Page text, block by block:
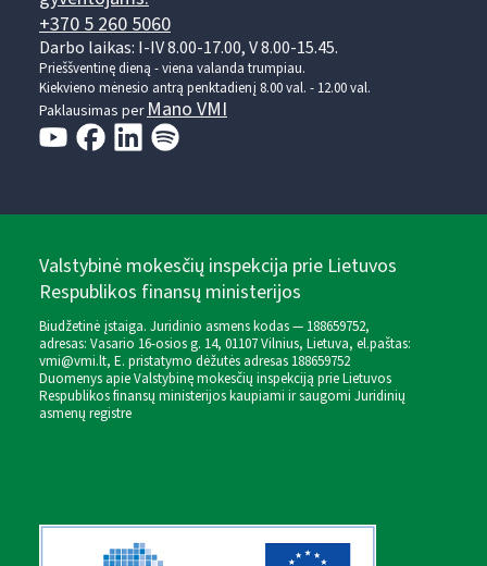
+370 5 260 5060
Darbo laikas: I-IV 8.00-17.00, V 8.00-15.45.
Prieššventinę dieną - viena valanda trumpiau.
Kiekvieno mėnesio antrą penktadienį 8.00 val. - 12.00 val.
Paklausimas perMano VMI
Valstybinė mokesčių inspekcija prie Lietuvos
Respublikos finansų ministerijos
Biudžetinė įstaiga. Juridinio asmens kodas — 188659752,
adresas: Vasario 16-osios g. 14, 01107 Vilnius, Lietuva, el.paštas:
vmi@vmi.lt, E. pristatymo dėžutės adresas 188659752
Duomenys apie Valstybinę mokesčių inspekciją prie Lietuvos
Respublikos finansų ministerijos kaupiami ir saugomi Juridinių
asmenų registre